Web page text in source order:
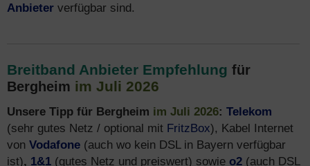
Anbieter verfügbar sind.
Breitband Anbieter Empfehlung für
Bergheim im Juli 2026
Unsere Tipp für Bergheim im Juli 2026: Telekom
(sehr gutes Netz / optional mit FritzBox), Kabel Internet
von Vodafone (auch wo kein DSL in Bayern verfügbar
ist), 1&1 (gutes Netz und preiswert) sowie o2 (auch DSL